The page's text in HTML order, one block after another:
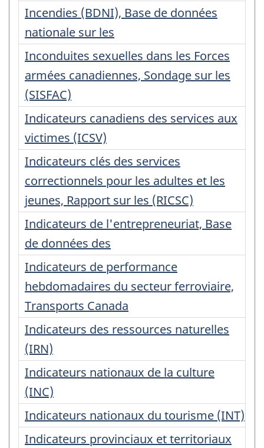
Incendies (BDNI), Base de données
nationale sur les
Inconduites sexuelles dans les Forces
armées canadiennes, Sondage sur les
(SISFAC)
Indicateurs canadiens des services aux
victimes (ICSV)
Indicateurs clés des services
correctionnels pour les adultes et les
jeunes, Rapport sur les (RICSC)
Indicateurs de l'entrepreneuriat, Base
de données des
Indicateurs de performance
hebdomadaires du secteur ferroviaire,
Transports Canada
Indicateurs des ressources naturelles
(IRN)
Indicateurs nationaux de la culture
(INC)
Indicateurs nationaux du tourisme (INT)
Indicateurs provinciaux et territoriaux